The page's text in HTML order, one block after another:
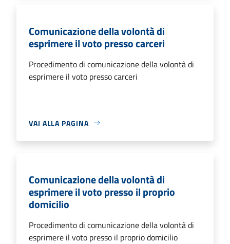
Comunicazione della volontà di
esprimere il voto presso carceri
Procedimento di comunicazione della volontà di
esprimere il voto presso carceri
VAI ALLA PAGINA
Comunicazione della volontà di
esprimere il voto presso il proprio
domicilio
Procedimento di comunicazione della volontà di
esprimere il voto presso il proprio domicilio